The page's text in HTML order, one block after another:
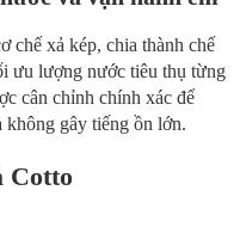
chế xả kép, chia thành chế
ưu lượng nước tiêu thụ từng
cân chỉnh chính xác để
không gây tiếng ồn lớn.
Cotto